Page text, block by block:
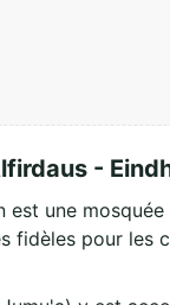
-
est une mosquée
fidèles pour